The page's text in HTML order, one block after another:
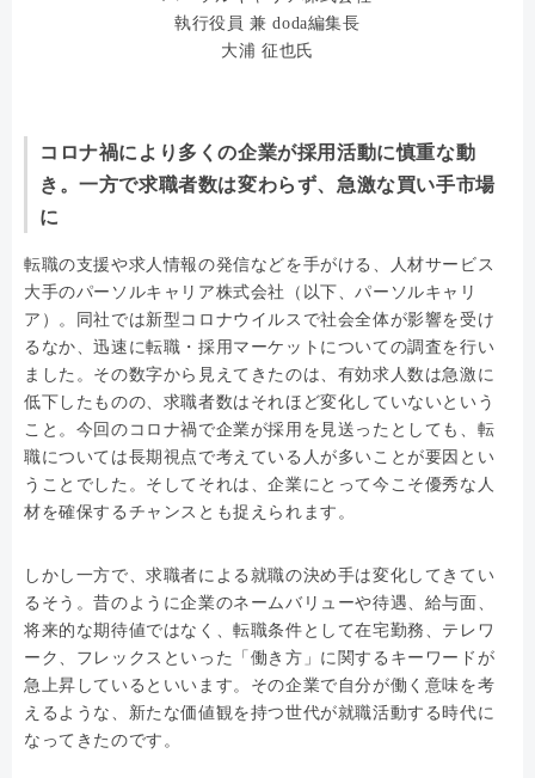
執行役員 兼 doda編集長
大浦 征也氏
コロナ禍により多くの企業が採用活動に慎重な動
き。一方で求職者数は変わらず、急激な買い手市場
に
転職の支援や求人情報の発信などを手がける、人材サービス
大手のパーソルキャリア株式会社（以下、パーソルキャリ
ア）。同社では新型コロナウイルスで社会全体が影響を受け
るなか、迅速に転職・採用マーケットについての調査を行い
ました。その数字から見えてきたのは、有効求人数は急激に
低下したものの、求職者数はそれほど変化していないという
こと。今回のコロナ禍で企業が採用を見送ったとしても、転
職については長期視点で考えている人が多いことが要因とい
うことでした。そしてそれは、企業にとって今こそ優秀な人
材を確保するチャンスとも捉えられます。
しかし一方で、求職者による就職の決め手は変化してきてい
るそう。昔のように企業のネームバリューや待遇、給与面、
将来的な期待値ではなく、転職条件として在宅勤務、テレワ
ーク、フレックスといった「働き方」に関するキーワードが
急上昇しているといいます。その企業で自分が働く意味を考
えるような、新たな価値観を持つ世代が就職活動する時代に
なってきたのです。